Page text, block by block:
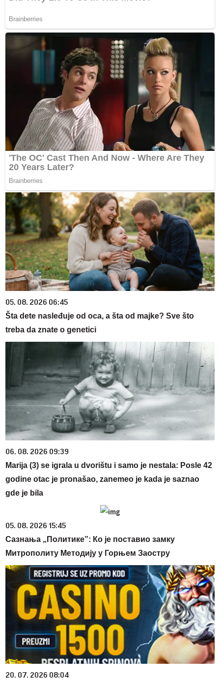
05. 08. 2026 06:45
Šta dete nasleđuje od oca, a šta od majke? Sve što
treba da znate o genetici
06. 08. 2026 09:39
Marija (3) se igrala u dvorištu i samo je nestala: Posle 42
godine otac je pronašao, zanemeo je kada je saznao
gde je bila
05. 08. 2026 15:45
Сазнања „Политике”: Ко је поставио замку
Митрополиту Методију у Горњем Заостру
20. 07. 2026 08:04